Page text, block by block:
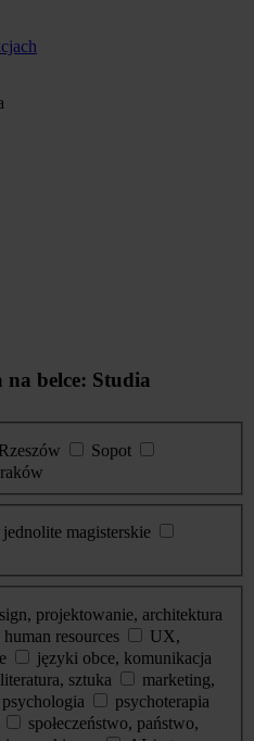
belce: Studia
Rzeszów
Sopot
jednolite magisterskie
projektowanie, architektura
human resources
UX,
języki obce, komunikacja
sztuka
marketing,
psychologia
psychoterapia
społeczeństwo, państwo,